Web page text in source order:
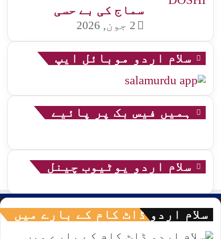
سماج کی بے حسی
2 جون, 2026
سلام اردو موبائل ایپ
ہمیں فیس بک پر پائیے
سلام اردو یوٹیوب چینل
سلام اردو ڈاٹ کام کے بارے میں